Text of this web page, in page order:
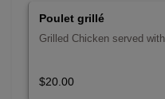
Poulet grillé
Grilled Chicken served
$20.00